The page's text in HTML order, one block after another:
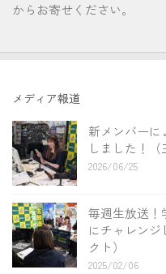
からお寄せください。
メディア報道
新メンバーに
しました！（
2026/06/25
毎週生放送！
にチャレンジ
クト）
2025/02/06